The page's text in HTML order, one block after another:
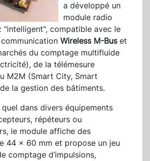
a développé un
module radio
"intelligent", compatible avec le
Wireless M-Buset
du comptage multifluide
de la télémesure
M2M (Smart City, Smart
la gestion des bâtiments.
dans divers équipements
répéteurs ou
le module affiche des
44 x 60 mm et propose un jeu
comptage d’impulsions,